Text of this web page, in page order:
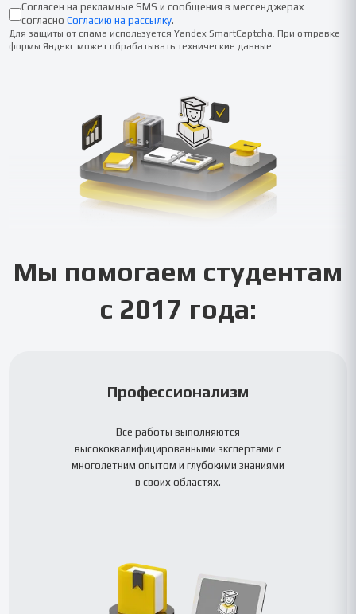
Согласен на рекламные SMS и сообщения в мессенджерах
согласно Согласию на рассылку.
Для защиты от спама используется Yandex SmartCaptcha. При отправке
формы Яндекс может обрабатывать технические данные.
Мы помогаем студентам
с 2017 года:
Профессионализм
Все работы выполняются
высококвалифицированными экспертами с
многолетним опытом и глубокими знаниями
в своих областях.